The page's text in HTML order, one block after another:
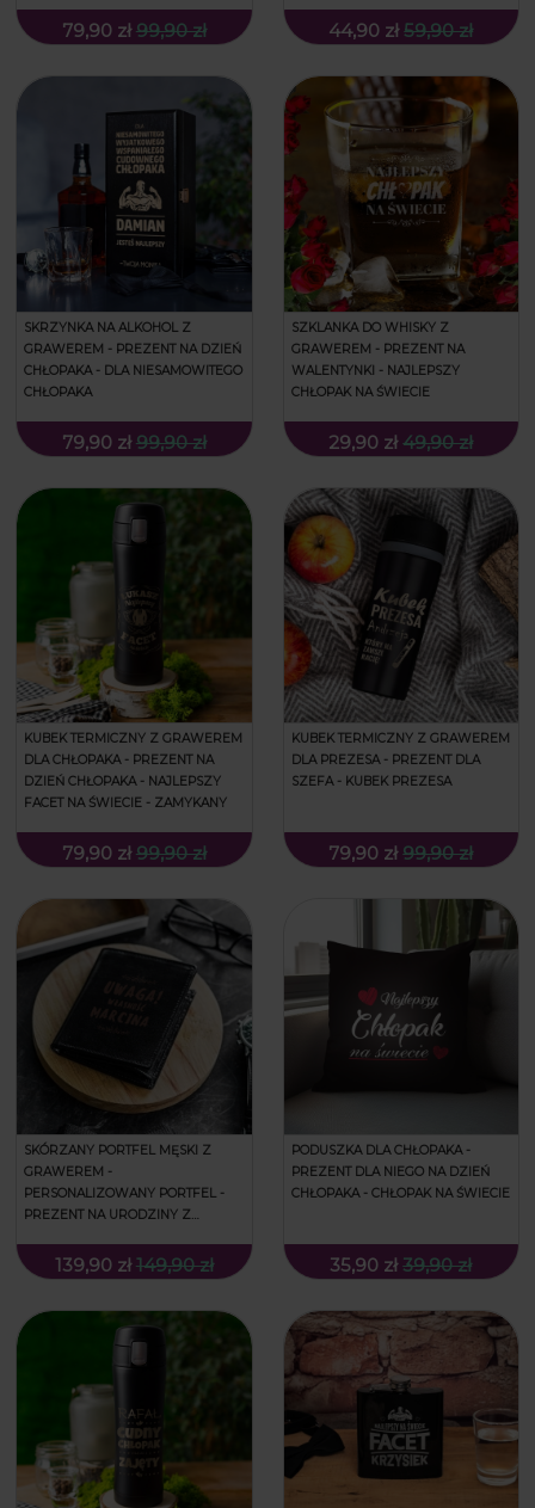
79,90 zł 99,90 zł 44,90 zł 59,90 zł
SKRZYNKA NA ALKOHOL Z
GRAWEREM - PREZENT NA DZIEŃ
CHŁOPAKA - DLA NIESAMOWITEGO
CHŁOPAKA
79,90 zł 99,90 zł
SZKLANKA DO WHISKY Z
GRAWEREM - PREZENT NA
WALENTYNKI - NAJLEPSZY
CHŁOPAK NA ŚWIECIE
29,90 zł 49,90 zł
KUBEK TERMICZNY Z GRAWEREM
DLA CHŁOPAKA - PREZENT NA
DZIEŃ CHŁOPAKA - NAJLEPSZY
FACET NA ŚWIECIE - ZAMYKANY
79,90 zł 99,90 zł
KUBEK TERMICZNY Z GRAWEREM
DLA PREZESA - PREZENT DLA
SZEFA - KUBEK PREZESA
79,90 zł 99,90 zł
SKÓRZANY PORTFEL MĘSKI Z
GRAWEREM -
PERSONALIZOWANY PORTFEL -
PREZENT NA URODZINY Z
139,90 zł 149,90 zł
PODUSZKA DLA CHŁOPAKA -
PREZENT DLA NIEGO NA DZIEŃ
CHŁOPAKA - CHŁOPAK NA ŚWIECIE
35,90 zł 39,90 zł